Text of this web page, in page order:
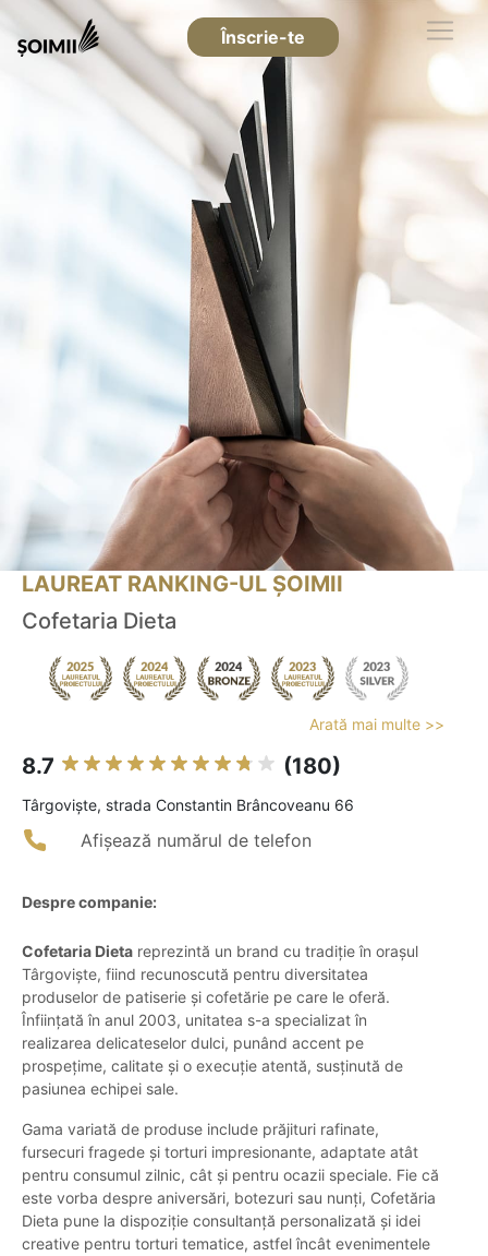
Înscrie-te
LAUREAT RANKING-UL ȘOIMII
Cofetaria Dieta
Arată mai multe >>
8.7 (180)
Târgovişte, strada Constantin Brâncoveanu 66
Afișează numărul de telefon
Despre companie:
Cofetaria Dieta reprezintă un brand cu tradiție în orașul
Târgoviște, fiind recunoscută pentru diversitatea
produselor de patiserie și cofetărie pe care le oferă.
Înființată în anul 2003, unitatea s-a specializat în
realizarea delicateselor dulci, punând accent pe
prospețime, calitate și o execuție atentă, susținută de
pasiunea echipei sale.
Gama variată de produse include prăjituri rafinate,
fursecuri fragede și torturi impresionante, adaptate atât
pentru consumul zilnic, cât și pentru ocazii speciale. Fie că
este vorba despre aniversări, botezuri sau nunți, Cofetăria
Dieta pune la dispoziție consultanță personalizată și idei
creative pentru torturi tematice, astfel încât evenimentele